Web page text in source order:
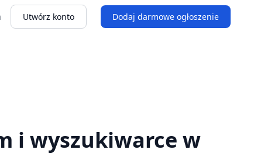
Utwórz konto Dodaj darmowe ogłoszenie
i wyszukiwarce w